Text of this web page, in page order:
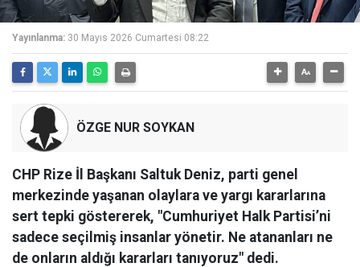
Yayınlanma: 30 Mayıs 2026 Cumartesi 08:22
ÖZGE NUR SOYKAN
CHP Rize İl Başkanı Saltuk Deniz, parti genel
merkezinde yaşanan olaylara ve yargı kararlarına
sert tepki göstererek, "Cumhuriyet Halk Partisi’ni
sadece seçilmiş insanlar yönetir. Ne atananları ne
de onların aldığı kararları tanıyoruz" dedi.